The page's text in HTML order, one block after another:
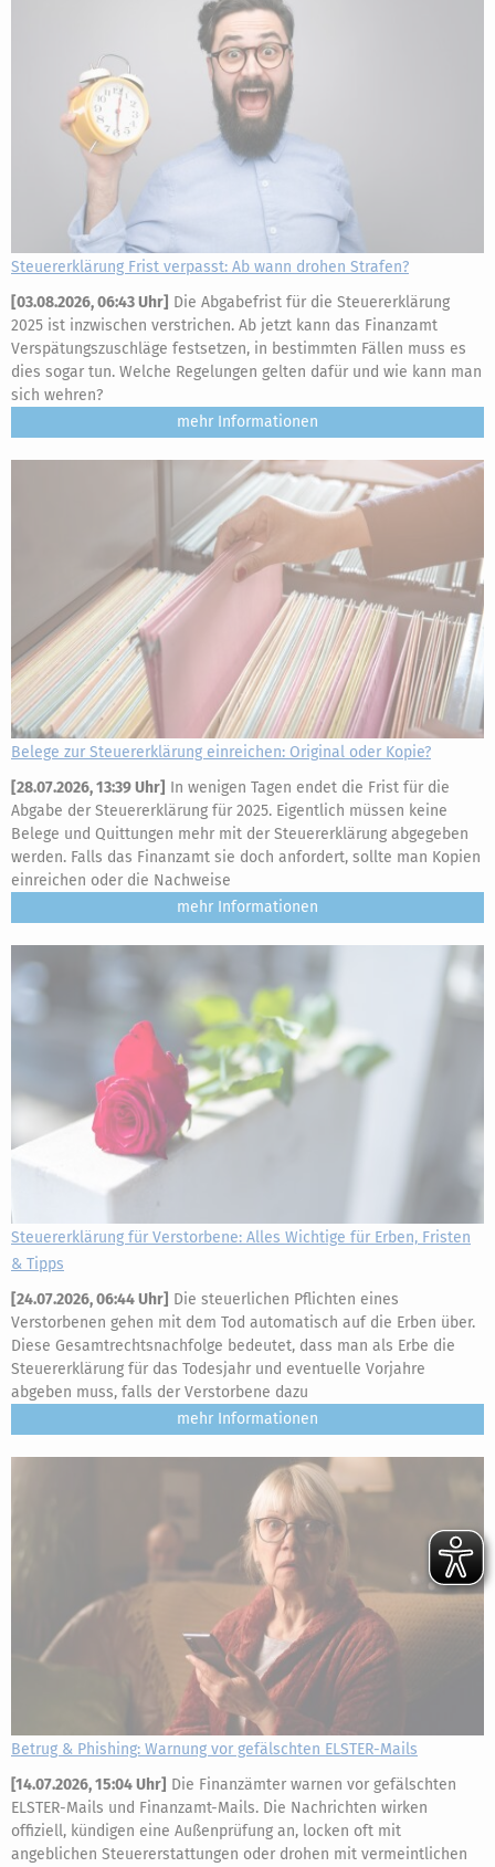
Steuererklärung Frist verpasst: Ab wann drohen Strafen?
[03.08.2026, 06:43 Uhr] Die Abgabefrist für die Steuererklärung
2025 ist inzwischen verstrichen. Ab jetzt kann das Finanzamt
Verspätungszuschläge festsetzen, in bestimmten Fällen muss es
dies sogar tun. Welche Regelungen gelten dafür und wie kann man
sich wehren?
mehr
Belege zur Steuererklärung einreichen: Original oder Kopie?
[28.07.2026, 13:39 Uhr] In wenigen Tagen endet die Frist für die
Abgabe der Steuererklärung für 2025. Eigentlich müssen keine
Belege und Quittungen mehr mit der Steuererklärung abgegeben
werden. Falls das Finanzamt sie doch anfordert, sollte man Kopien
einreichen oder die Nachweise
mehr
Steuererklärung für Verstorbene: Alles Wichtige für Erben, Fristen
& Tipps
[24.07.2026, 06:44 Uhr] Die steuerlichen Pflichten eines
Verstorbenen gehen mit dem Tod automatisch auf die Erben über.
Diese Gesamtrechtsnachfolge bedeutet, dass man als Erbe die
Steuererklärung für das Todesjahr und eventuelle Vorjahre
abgeben muss, falls der Verstorbene dazu
mehr
Betrug & Phishing: Warnung vor gefälschten ELSTER-Mails
[14.07.2026, 15:04 Uhr] Die Finanzämter warnen vor gefälschten
ELSTER-Mails und Finanzamt-Mails. Die Nachrichten wirken
offiziell, kündigen eine Außenprüfung an, locken oft mit
angeblichen Steuererstattungen oder drohen mit vermeintlichen